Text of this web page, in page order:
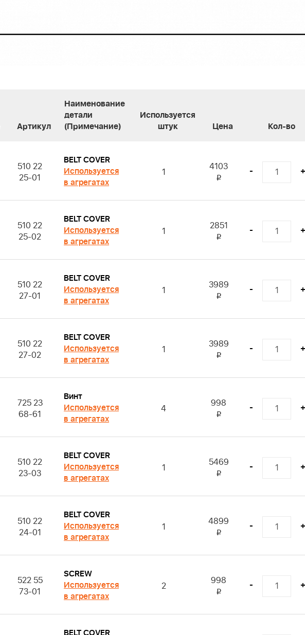
Артикул
Наименование
детали
(Примечание)
Используется
штук
Цена Кол-во
510 22
25-01
BELT COVER
Используется
в агрегатах
1 4103
i
- +
510 22
25-02
BELT COVER
Используется
в агрегатах
1 2851
i
- +
510 22
27-01
BELT COVER
Используется
в агрегатах
1 3989
i
- +
510 22
27-02
BELT COVER
Используется
в агрегатах
1 3989
i
- +
725 23
68-61
Винт
Используется
в агрегатах
4 998
i
- +
510 22
23-03
BELT COVER
Используется
в агрегатах
1 5469
i
- +
510 22
24-01
BELT COVER
Используется
в агрегатах
1 4899
i
- +
522 55
73-01
SCREW
Используется
в агрегатах
2 998
i
- +